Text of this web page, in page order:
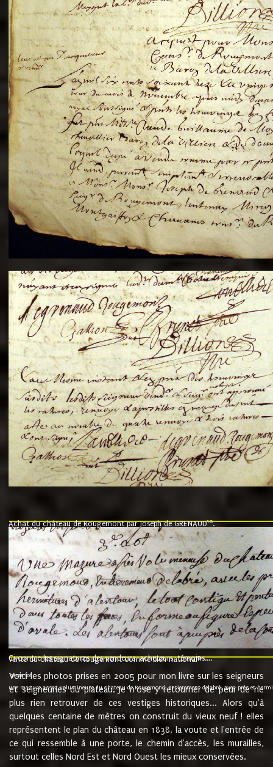
Achat du château de Rougemont par Joseph de GRENAUD10.
"l'an mil six cent soixante treze le ving neuvième jour du mois de
nommé fut présent Messire Claude Guillaume de Moyriat chevalier baron
vend, purement simplement et irrevocablement a monseigneur monsieur
et chavannes conseiller du roy au parlement de Bourgogne, present et
que le dit seigneur Baron de la Vellière a sur ses hommes, indivisables et
de la Velliere tout ainsi et comme le dit seigneur Baron et ses
présent......"
suivent les rentes, donation des terriers, etc... au prix de 880 livre louis
Ci contre les signatures des vendeurs, acheteurs, témoins....
vente du château de Rougemont comme bien national9.
"3ème lot
une mazure assez volumineuse du chateau de Rougemond, entierement delabré, avec près et
Voici les photos prises en 2005 pour mon livre sur les seigneurs
et seigneuries du plateau. Je n'ose y retourner de peur de ne
plus rien retrouver de ces vestiges historiques... Alors qu'à
quelques centaine de mètres on construit du vieux neuf ! elles
représentent le plan du château en 1838, la voute et l'entrée de
ce qui ressemble à une porte, le chemin d'accès, les murailles,
surtout celles Nord Est et Nord Ouest les mieux conservées.